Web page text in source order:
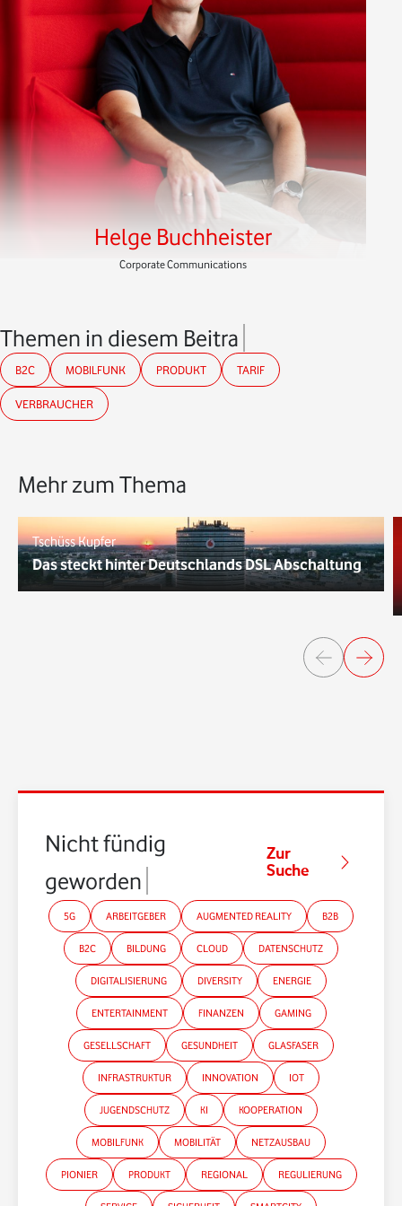
Helge Buchheister
Corporate Communications
Themen in diesem Beitrag
B2C MOBILFUNK PRODUKT TARIF
VERBRAUCHER
Mehr zum Thema
Tschüss Kupfer
Das steckt hinter Deutschlands DSL Abschaltung
Nicht fündig
geworden?
Zur
Suche
5G ARBEITGEBER AUGMENTED REALITY B2B
B2C BILDUNG CLOUD DATENSCHUTZ
DIGITALISIERUNG DIVERSITY ENERGIE
ENTERTAINMENT FINANZEN GAMING
GESELLSCHAFT GESUNDHEIT GLASFASER
INFRASTRUKTUR INNOVATION IOT
JUGENDSCHUTZ KI KOOPERATION
MOBILFUNK MOBILITÄT NETZAUSBAU
PIONIER PRODUKT REGIONAL REGULIERUNG